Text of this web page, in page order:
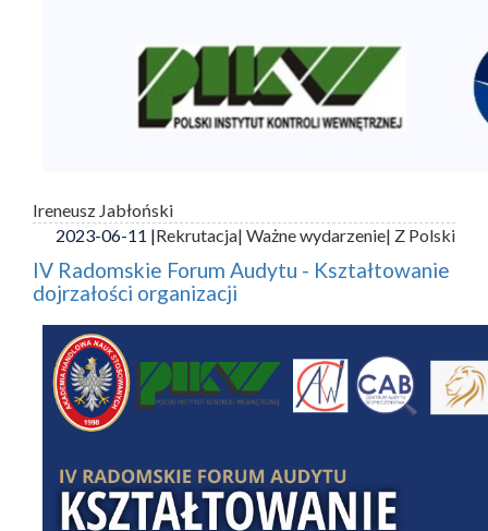
Ireneusz Jabłoński
2023-06-11 |Rekrutacja| Ważne wydarzenie| Z Polski
IV Radomskie Forum Audytu - Kształtowanie
dojrzałości organizacji